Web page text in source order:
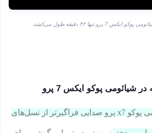
7 پرو تنها ۴۲ دقیقه طول می‌کشد.
شیائومی پوکو ایکس 7 پرو
گوشی موبایل شیائومی پوکو x7 پرو صدایی فراگیرتر از نسل‌های